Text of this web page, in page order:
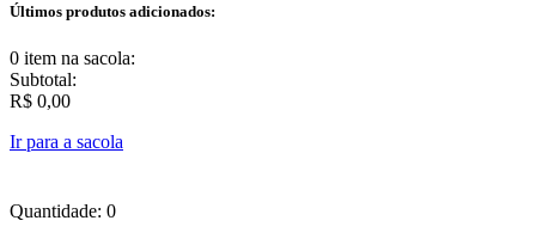
Últimos produtos adicionados:
0 item na sacola:
Subtotal:
R$ 0,00
Ir para a sacola
Quantidade: 0